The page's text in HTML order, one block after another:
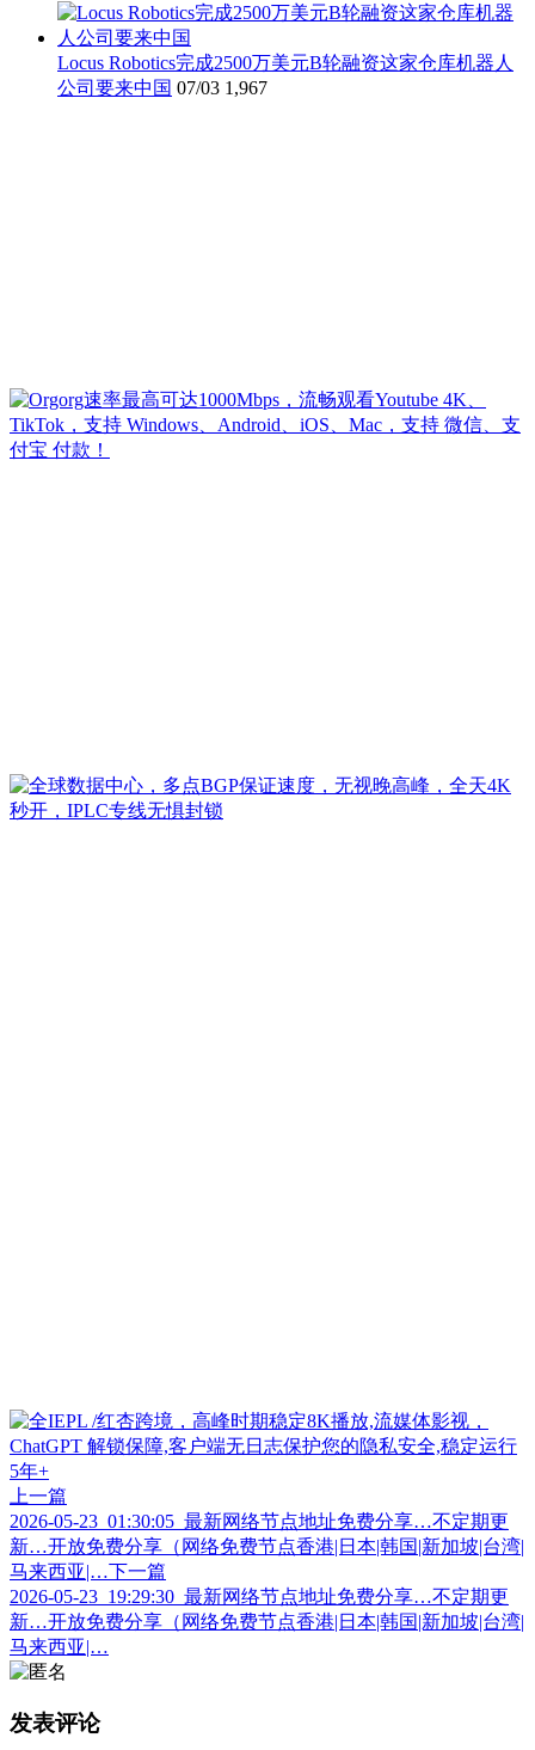
Locus Robotics完成2500万美元B轮融资这家仓库机器人
公司要来中国 07/03 1,967
上一篇
2026-05-23_01:30:05_最新网络节点地址免费分享…不定期更
新…开放免费分享（网络免费节点香港|日本|韩国|新加坡|台湾|
马来西亚|… 下一篇
2026-05-23_19:29:30_最新网络节点地址免费分享…不定期更
新…开放免费分享（网络免费节点香港|日本|韩国|新加坡|台湾|
马来西亚|…
发表评论